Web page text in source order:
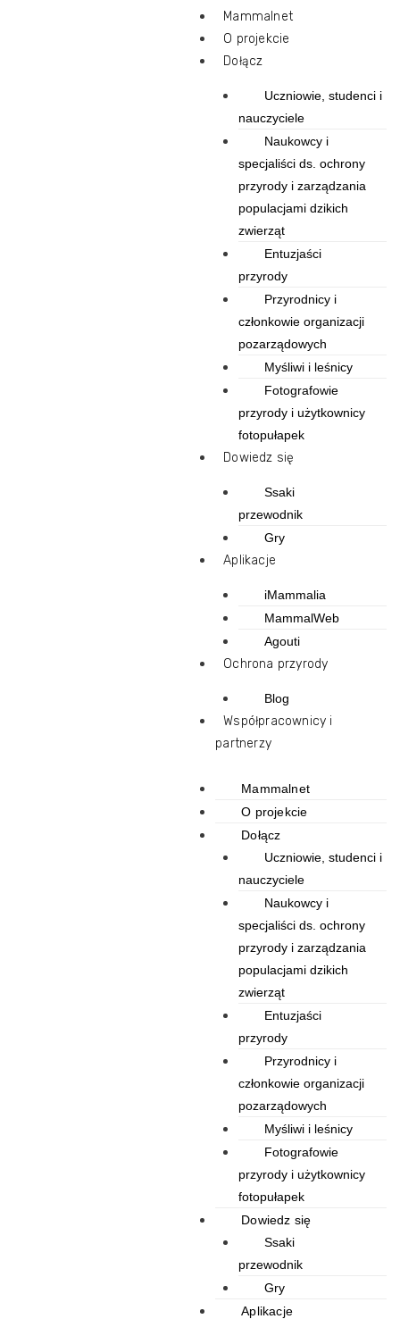
Mammalnet
O projekcie
Dołącz
Uczniowie, studenci i
nauczyciele
Naukowcy i
specjaliści ds. ochrony
przyrody i zarządzania
populacjami dzikich
zwierząt
Entuzjaści
przyrody
Przyrodnicy i
członkowie organizacji
pozarządowych
Myśliwi i leśnicy
Fotografowie
przyrody i użytkownicy
fotopułapek
Dowiedz się
Ssaki
przewodnik
Gry
Aplikacje
iMammalia
MammalWeb
Agouti
Ochrona przyrody
Blog
Współpracownicy i
partnerzy
Mammalnet
O projekcie
Dołącz
Uczniowie, studenci i
nauczyciele
Naukowcy i
specjaliści ds. ochrony
przyrody i zarządzania
populacjami dzikich
zwierząt
Entuzjaści
przyrody
Przyrodnicy i
członkowie organizacji
pozarządowych
Myśliwi i leśnicy
Fotografowie
przyrody i użytkownicy
fotopułapek
Dowiedz się
Ssaki
przewodnik
Gry
Aplikacje